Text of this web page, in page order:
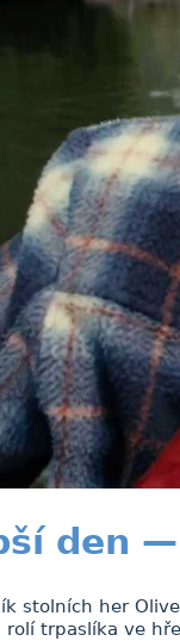
den
stolních her
trpaslíka ve